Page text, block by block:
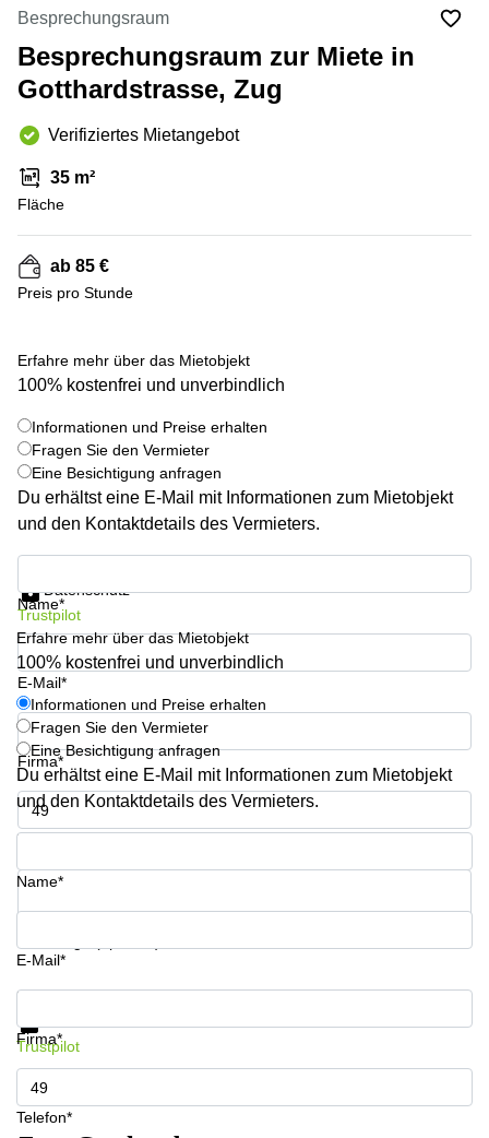
Lausanne
Coworking
Genf
Bern
Coworking
Winterthur
Büro
Zürich
Büro
Büro
Bern
Büro
mieten
Basel
mieten
Business
Center
Zürich
Business
Center
Zug
Business
Center
Bern
40 Zürich
Gotthardstrasse
26 Zug
28 Zug
Gubelstrasse
12 Zug
General-
Strasse
6/8 Zug
Grafenauweg
Teichgässlein
9 Basel
Aeschengraben
29 Basel
Zugerstrasse
Glärnischstrasse
13 Wil
Werftestrasse
4 Luzern
Besprechungsraum
Besprechungsraum zur Miete in
Gotthardstrasse, Zug
Verifiziertes Mietangebot
35 m²
Fläche
ab 85 €
Preis pro Stunde
Erfahre mehr über das Mietobjekt
100% kostenfrei und unverbindlich
Informationen und Preise erhalten
Fragen Sie den Vermieter
Eine Besichtigung anfragen
Du erhältst eine E-Mail mit Informationen zum Mietobjekt
und den Kontaktdetails des Vermieters.
Name*
E-Mail*
Firma*
Telefon*
Datenschutz
Trustpilot
Erfahre mehr über das Mietobjekt
100% kostenfrei und unverbindlich
Informationen und Preise erhalten
Fragen Sie den Vermieter
Eine Besichtigung anfragen
Du erhältst eine E-Mail mit Informationen zum Mietobjekt
und den Kontaktdetails des Vermieters.
Name*
E-Mail*
Firma*
Telefon*
Informationen und Preise erhalten
Trustpilot